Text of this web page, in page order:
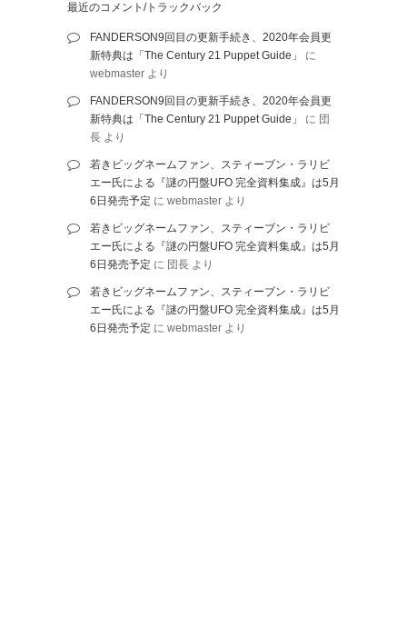
最近のコメント/トラックバック
FANDERSON9回目の更新手続き、2020年会員更
新特典は「The Century 21 Puppet Guide」
に
webmaster より
FANDERSON9回目の更新手続き、2020年会員更
新特典は「The Century 21 Puppet Guide」
に 団
長 より
若きビッグネームファン、スティーブン・ラリビ
エー氏による『謎の円盤UFO 完全資料集成』は5月
6日発売予定 に webmaster より
若きビッグネームファン、スティーブン・ラリビ
エー氏による『謎の円盤UFO 完全資料集成』は5月
6日発売予定 に 団長 より
若きビッグネームファン、スティーブン・ラリビ
エー氏による『謎の円盤UFO 完全資料集成』は5月
6日発売予定 に webmaster より